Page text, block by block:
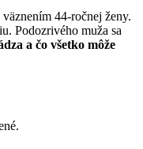
44-ročnej ženy.
Podozrivého muža sa
a čo všetko môže